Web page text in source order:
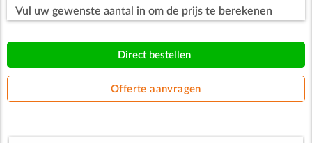
Vul uw gewenste aantal in om de prijs te berekenen
Direct bestellen
Offerte aanvragen